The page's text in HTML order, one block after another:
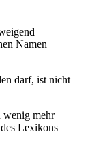
Namen
darf, ist nicht
wenig mehr
Lexikons